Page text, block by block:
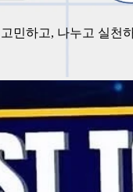
민하고, 나누고 실천